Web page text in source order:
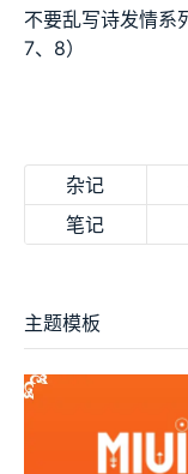
不要乱写诗发情系
7、8）
杂记
笔记
主题模板